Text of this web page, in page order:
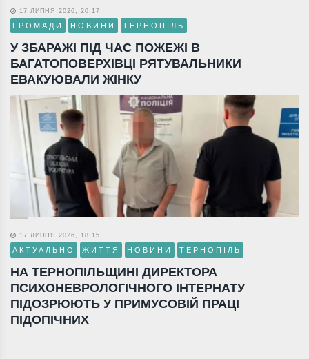
17 ЛИПНЯ 2026, 20:17
ГРОМАДИ НОВИНИ ТЕРНОПІЛЬ
У ЗБАРАЖІ ПІД ЧАС ПОЖЕЖІ В
БАГАТОПОВЕРХІВЦІ РЯТУВАЛЬНИКИ
ЕВАКУЮВАЛИ ЖІНКУ
17 ЛИПНЯ 2026, 18:15
АКТУАЛЬНО ЖИТТЯ НОВИНИ ТЕРНОПІЛЬ
НА ТЕРНОПІЛЬЩИНІ ДИРЕКТОРА
ПСИХОНЕВРОЛОГІЧНОГО ІНТЕРНАТУ
ПІДОЗРЮЮТЬ У ПРИМУСОВІЙ ПРАЦІ
ПІДОПІЧНИХ